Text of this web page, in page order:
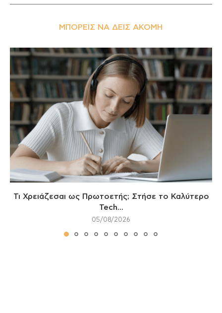
ΜΠΟΡΕΊΣ ΝΑ ΔΕΙΣ ΑΚΌΜΗ
Τι Χρειάζεσαι ως Πρωτοετής; Στήσε το Καλύτερο
Tech...
05/08/2026